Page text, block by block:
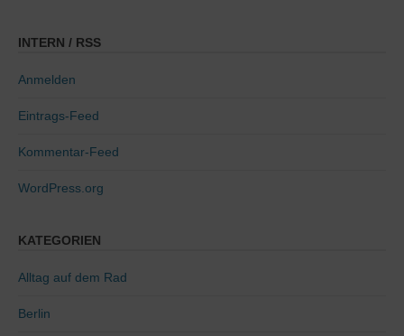
INTERN / RSS
Anmelden
Eintrags-Feed
Kommentar-Feed
WordPress.org
KATEGORIEN
Alltag auf dem Rad
Berlin